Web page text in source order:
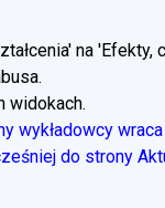
na 'Efekty,
widokach.
wykładowcy
do strony